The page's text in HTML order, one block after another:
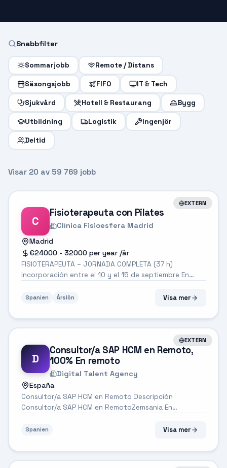
Snabbfilter
Sommarjobb Remote / Distans
Säsongsjobb FIFO IT & Tech
Sjukvård Hotell & Restaurang Bygg
Utbildning Logistik Ingenjör
Deltid
Visar 20 av 59 769 jobb
EXTERN
C
Fisioterapeuta con Pilates
Clínica Fisioesfera Madrid
Madrid
€24000 - 32000 per year/år
FISIOTERAPEUTA – JORNADA COMPLETA (37 h)
Incorporación entre el 10 y el 15 de septiembre En
fisioterapeuta para ampliar nuestro equipo en una
Spanien Årslön Visa mer
EXTERN
D
Consultor/a SAP HCM en Remoto,
100% En remoto
Digital Talent Agency
España
Consultor/a SAP HCM en Remoto Descripción
Consultor/a SAP HCM en RemotoZemsania En
tecnología y con ganas de crecer en un entorno
HCM...
Spanien Visa mer